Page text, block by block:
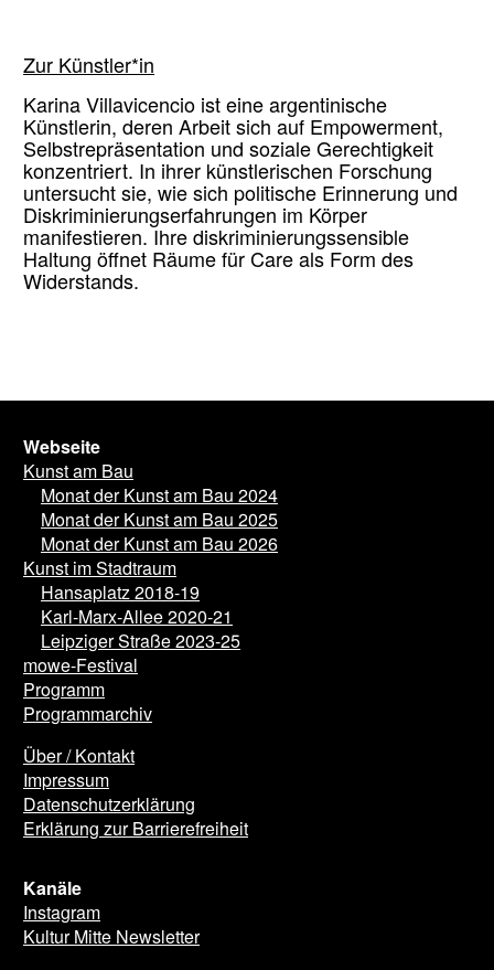
Zur Künstler*in
Karina Villavicencio ist eine argentinische
Künstlerin, deren Arbeit sich auf Empowerment,
Selbstrepräsentation und soziale Gerechtigkeit
konzentriert. In ihrer künstlerischen Forschung
untersucht sie, wie sich politische Erinnerung und
Diskriminierungserfahrungen im Körper
manifestieren. Ihre diskriminierungssensible
Haltung öffnet Räume für Care als Form des
Widerstands.
Webseite
Kunst am Bau
Monat der Kunst am Bau 2024
Monat der Kunst am Bau 2025
Monat der Kunst am Bau 2026
Kunst im Stadtraum
Hansaplatz 2018-19
Karl-Marx-Allee 2020-21
Leipziger Straße 2023-25
mowe-Festival
Programm
Programmarchiv
Über / Kontakt
Impressum
Datenschutzerklärung
Erklärung zur Barrierefreiheit
Kanäle
Instagram
Kultur Mitte Newsletter